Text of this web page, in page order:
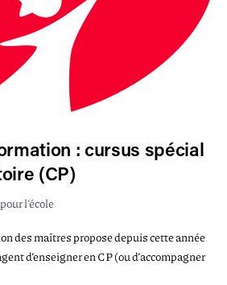
: cursus spécial
(CP)
l'école
des maîtres propose depuis cette année
d’enseigner en CP (ou d’accompagner